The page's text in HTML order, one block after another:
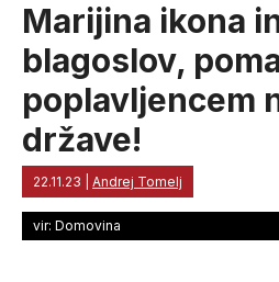
Marijina ikona
blagoslov,
poplavljencem
države!
22.11.23 Andrej Tomelj
vir: Domovina